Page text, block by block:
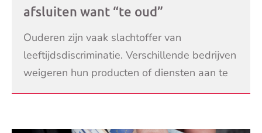
afsluiten want “te oud”
Ouderen zijn vaak slachtoffer van
leeftijdsdiscriminatie. Verschillende bedrijven
weigeren hun producten of diensten aan te
bieden aan mensen met een hoge leeftijd.
LEES VERDER